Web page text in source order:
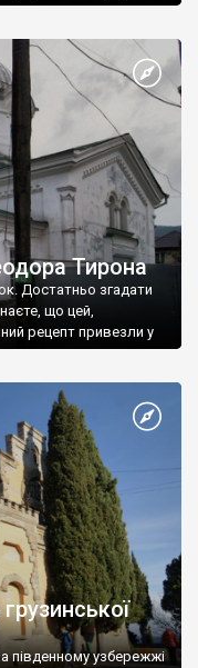
Тирона
Достатньо згадати
що цей,
рецепт привезли у
південному узбережжі